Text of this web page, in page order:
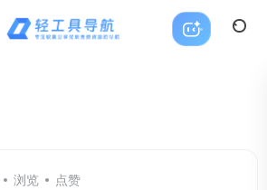
浏览 点赞